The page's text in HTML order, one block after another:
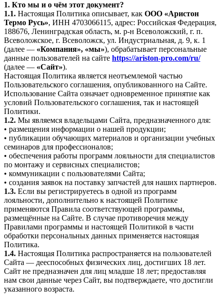
1. Кто мы и о чём этот документ?
1.1. Настоящая Политика описывает, как ООО «Аристон
Термо Русь», ИНН 4703066115, адрес: Российская Федерация,
188676, Ленинградская область, м. р-н Всеволожский, г. п.
Всеволожское, г. Всеволожск, ул. Индустриальная, д. 9, к. 1
(далее — «Компания», «мы»), обрабатывает персональные
данные пользователей на сайте https://ariston-pro.com/ru/
(далее — «Сайт»).
Настоящая Политика является неотъемлемой частью
Пользовательского соглашения, опубликованного на Сайте.
Использование Сайта означает одновременное принятие как
условий Пользовательского соглашения, так и настоящей
Политики.
1.2. Мы являемся владельцами Сайта, предназначенного для:
• размещения информации о нашей продукции;
• публикации обучающих материалов и организации учебных
семинаров для профессионалов;
• обеспечения работы программ лояльности для специалистов
по монтажу и сервисных специалистов;
• коммуникации с пользователями Сайта;
• создания заявок на поставку запчастей для наших партнеров.
1.3. Если вы регистрируетесь в одной из программ
лояльности, дополнительно к настоящей Политике
применяются Правила соответствующей программы,
размещённые на Сайте. В случае противоречия между
Правилами программы и настоящей Политикой в части
обработки персональных данных применяется настоящая
Политика.
1.4. Настоящая Политика распространяется на пользователей
Сайта — дееспособных физических лиц, достигших 18 лет.
Сайт не предназначен для лиц младше 18 лет; предоставляя
нам свои данные через Сайт, вы подтверждаете, что достигли
указанного возраста.